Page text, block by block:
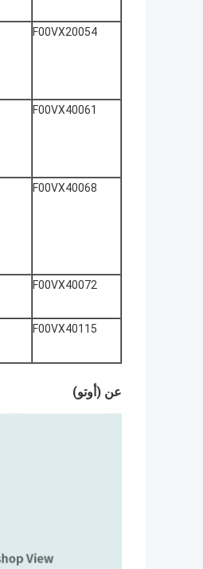
F00VX20054
F00VX40061
F00VX40068
F00VX40072
F00VX40115
عن (أوتو)